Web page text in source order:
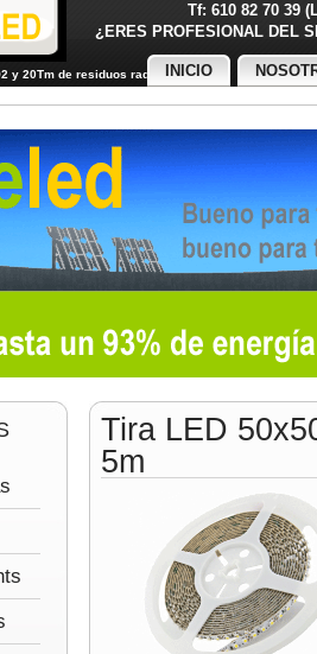
Tf: 610 82 70 39
¿ERES PROFESIONAL
y 20Tm de residuos radiactivos
INICIO
Tira LED
5m